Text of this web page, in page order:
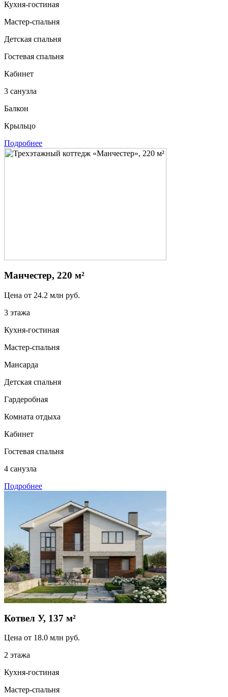
Кухня-гостиная
Мастер-спальня
Детская спальня
Гостевая спальня
Кабинет
3 санузла
Балкон
Крыльцо
Подробнее
Манчестер, 220 м²
Цена от 24.2 млн руб.
3 этажа
Кухня-гостиная
Мастер-спальня
Мансарда
Детская спальня
Гардеробная
Комната отдыха
Кабинет
Гостевая спальня
4 санузла
Подробнее
Котвел У, 137 м²
Цена от 18.0 млн руб.
2 этажа
Кухня-гостиная
Мастер-спальня